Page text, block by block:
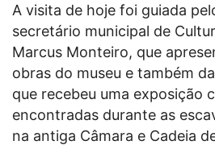
A visita de hoje foi guiada
secretário municipal de
Marcus Monteiro, que
obras do museu e também
que recebeu uma exposição
encontradas durante as
na antiga Câmara e Cadeia